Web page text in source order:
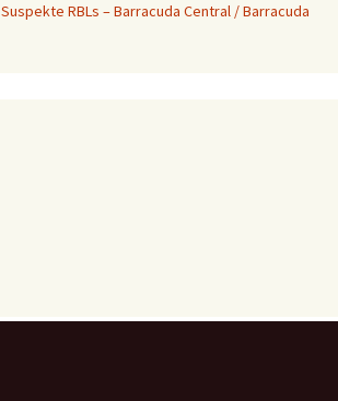
Suspekte RBLs – Barracuda Central / Barracuda